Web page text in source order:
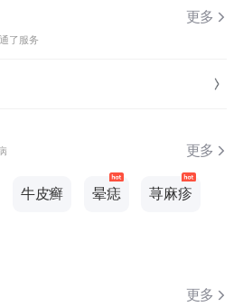
更多
了服务
更多
牛皮癣 晕痣 荨麻疹
更多